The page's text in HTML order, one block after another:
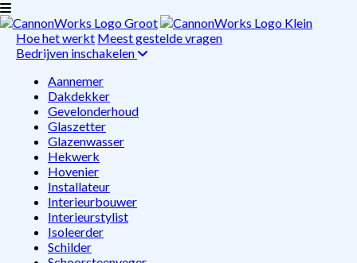
Hoe het werkt Meest gestelde vragen
Bedrijven inschakelen
Aannemer
Dakdekker
Gevelonderhoud
Glaszetter
Glazenwasser
Hekwerk
Hovenier
Installateur
Interieurbouwer
Interieurstylist
Isoleerder
Schilder